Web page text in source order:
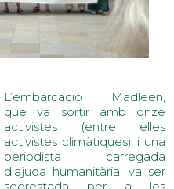
L’embarcació Madleen,
que va sortir amb onze
activistes (entre elles
activistes climàtiques) i una
periodista carregada
d’ajuda humanitària, va ser